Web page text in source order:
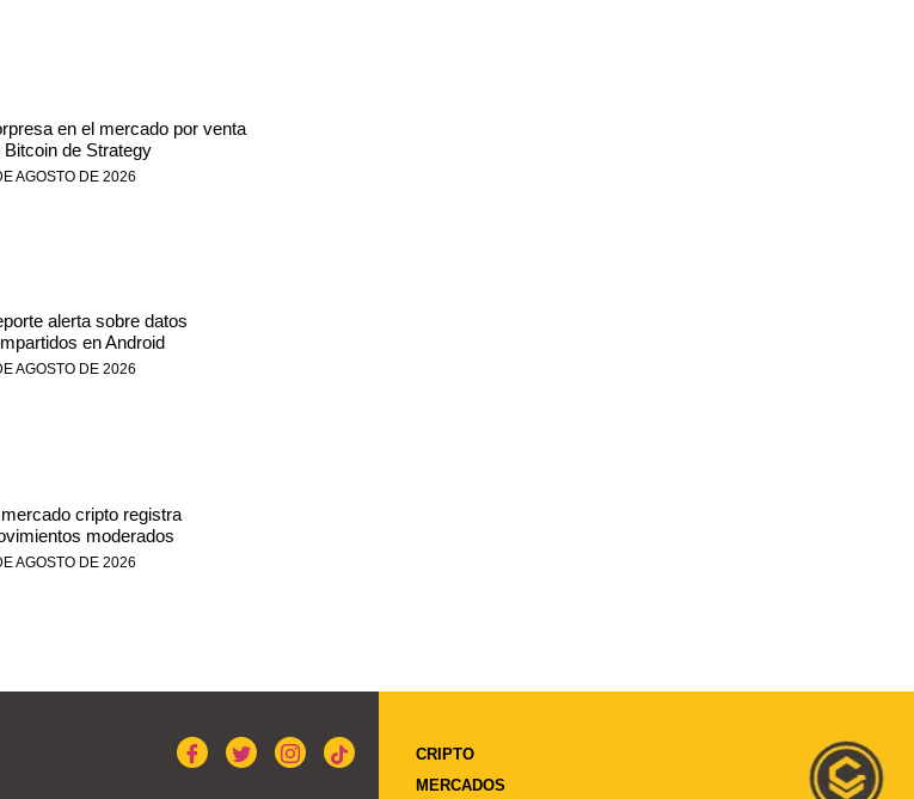
en el mercado por venta
Bitcoin de Strategy
AGOSTO DE 2026
alerta sobre datos
en Android
AGOSTO DE 2026
cripto registra
moderados
AGOSTO DE 2026
CRIPTO
MERCADOS